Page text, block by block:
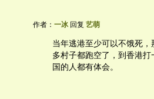
作者： 一冰 回复 艺萌
当年逃港至少可以不饿死
多村子都跑空了，到香港
国的人都有体会。